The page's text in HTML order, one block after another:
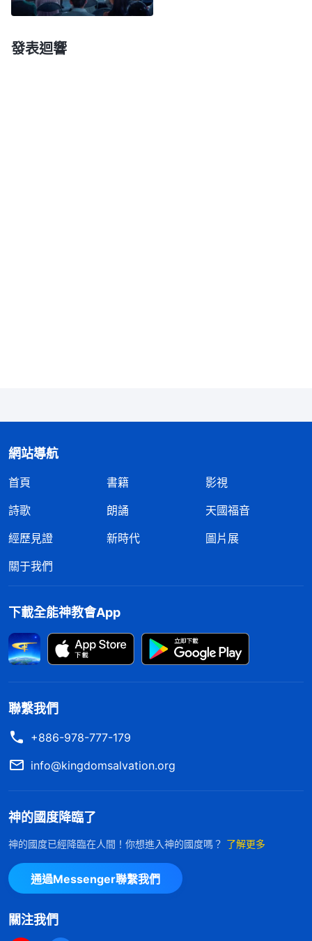
不偏待人，因他是最公義的，人跟隨到底，他還能把
來審判所有的人，但我對人要求的都是有合適條件
嗎？」你説的公義是按着交易而言的，你只考慮我是
公義的，不能偏待任何人，凡是跟隨到底的必然
被我完全得着的，是被我征服以後尋求真理而被成全
的人。你達到幾條了？你就達到跟隨到底，其餘呢？
你遵行我的話了嗎？我提出五條要求你就達到了一
條，其餘四條你也没打算達到，你就找一條最簡單輕
省的路，存着僥幸的心理來追求，我的公義性情對你
這樣的人只是刑罰，是審判，是公義的報應，對一切
跟隨到底的也必然受懲罰，這才是神的公義。
不是根據其可憐的程度，而是根據其有無真理，除此
以外别無選擇。你們都應明白，不遵行神旨意的人同
樣都要受懲罰的，這是任何一個人都不能改變的。所
以，受懲罰的人都是因着神的公義而受懲罰的，是因
着他們自己作惡多端而遭到了報應。
發表迴響
網站導航
首頁 書籍
影視
詩歌
朗誦
天國福音
經歷見證
新時代
圖片展
關于我們
下載全能神教會App
聯繫我們
+886-978-777-179
info@kingdomsalvation.org
神的國度降臨了
神的國度已經降臨在人間！你想進入神的國度嗎？ 了解更多
通過Messenger聯繫我們
關注我們